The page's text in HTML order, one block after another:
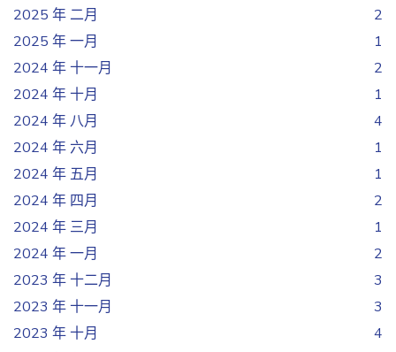
2025 年 二月
2
2025 年 一月
1
2024 年 十一月
2
2024 年 十月
1
2024 年 八月
4
2024 年 六月
1
2024 年 五月
1
2024 年 四月
2
2024 年 三月
1
2024 年 一月
2
2023 年 十二月
3
2023 年 十一月
3
2023 年 十月
4